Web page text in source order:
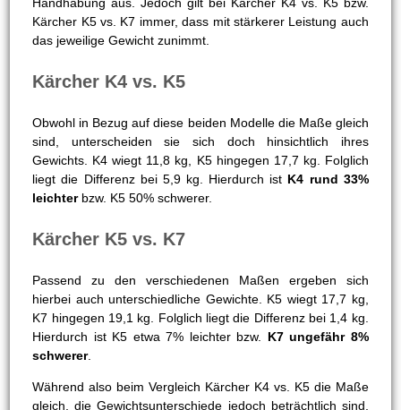
Während das Modell K5 30,5 cm lang, 39,7 cm breit und
58,4 cm hoch ist, lauten die Maße beim K7 33,0 cm x 46,3
cm x 66,7 cm. Die Unterschiede lauten folglich, hinsichtlich
hinsichtlich der Höhe 8,3 cm.
Gewicht
Auch das Gewicht wirkt sich, je höher es ist, zu Lasten der
Handhabung aus. Jedoch gilt bei Kärcher K4 vs. K5 bzw.
das jeweilige Gewicht zunimmt.
Kärcher K4 vs. K5
Obwohl in Bezug auf diese beiden Modelle die Maße gleich
sind, unterscheiden sie sich doch hinsichtlich ihres
Gewichts. K4 wiegt 11,8 kg, K5 hingegen 17,7 kg. Folglich
liegt die Differenz bei 5,9 kg. Hierdurch ist
K4 rund 33%
leichterbzw. K5 50% schwerer.